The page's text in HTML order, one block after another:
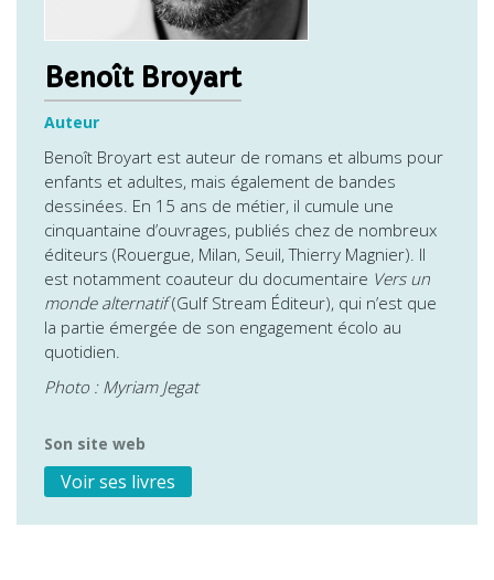
Benoît Broyart
Auteur
Benoît Broyart est auteur de romans et albums pour
enfants et adultes, mais également de bandes
dessinées. En 15 ans de métier, il cumule une
cinquantaine d’ouvrages, publiés chez de nombreux
éditeurs (Rouergue, Milan, Seuil, Thierry Magnier). Il
est notamment coauteur du documentaire Vers un
monde alternatif(Gulf Stream Éditeur), qui n’est que
la partie émergée de son engagement écolo au
quotidien.
Photo : Myriam Jegat
Son site web
Voir ses livres